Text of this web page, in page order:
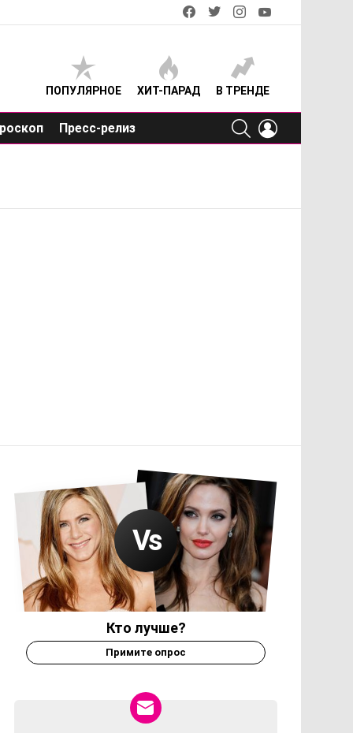
facebooktwitterinstagram
ПОПУЛЯРНОЕ ХИТ-ПАРАД В ТРЕНДЕ
Пресс-релиз
SEARCH
Кто лучше?
Примите опрос